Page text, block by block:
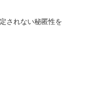
されない秘匿性を